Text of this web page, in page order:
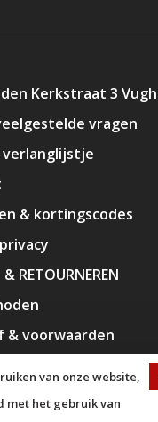
Kerkstraat 3
vragen
& kortingscodes
& RETOURNEREN
& voorwaarden
van onze website,
met het gebruik van